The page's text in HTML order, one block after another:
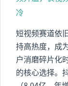
冷
短视频赛道依
持高热度，成
户消磨碎片化
的核心选择。